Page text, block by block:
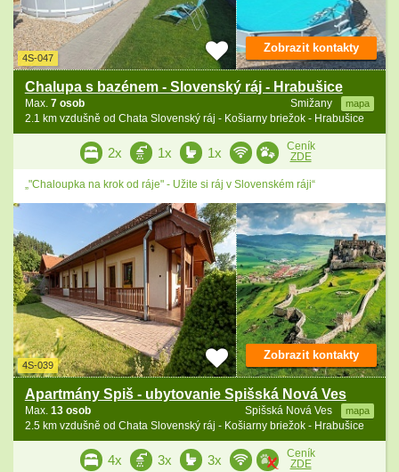
4S-047
Chalupa s bazénem - Slovenský ráj - Hrabušice
Smižany mapa
Max. 7 osob
2.1 km vzdušně od Chata Slovenský ráj - Košiarny briežok - Hrabušice
Zobrazit kontakty
2x 1x 1x
Ceník
ZDE
„"Chaloupka na krok od ráje" - Užite si ráj v Slovenském ráji“
4S-039
Apartmány Spiš - ubytovanie Spišská Nová Ves
Spišská Nová Ves mapa
Max. 13 osob
2.5 km vzdušně od Chata Slovenský ráj - Košiarny briežok - Hrabušice
Zobrazit kontakty
4x 3x 3x
Ceník
ZDE